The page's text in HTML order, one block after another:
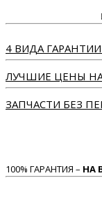
4 ВИДА
ЛУЧШИЕ ЦЕНЫ НА
ЗАПЧАСТИ БЕЗ
100% ГАРАНТИЯ – НА